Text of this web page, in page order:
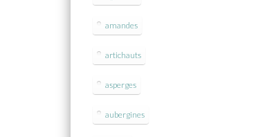
amandes
artichauts
asperges
aubergines